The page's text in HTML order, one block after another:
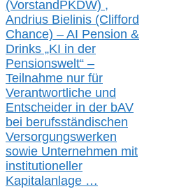
(VorstandPKDW) ,
Andrius Bielinis (Clifford
Chance) – AI Pension &
Drinks „KI in der
Pensionswelt“ –
Teilnahme nur für
Verantwortliche und
Entscheider in der bAV
bei berufsständischen
Versorgungswerken
sowie Unternehmen mit
institutioneller
Kapitalanlage …